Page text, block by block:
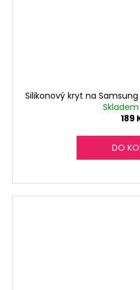
Silikonový kryt na
Skladem
189
DO